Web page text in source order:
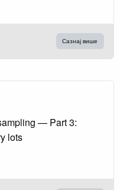
Сазнај више
— Part 3:
lots